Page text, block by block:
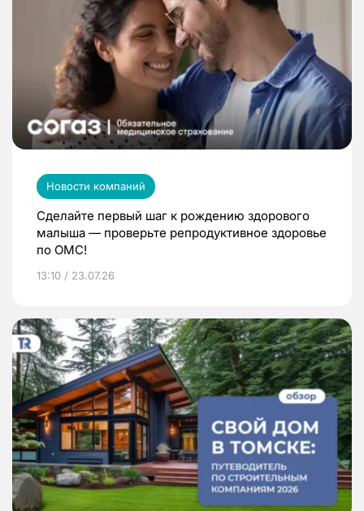
Новости компаний
Сделайте первый шаг к рождению здорового
малыша — проверьте репродуктивное здоровье
по ОМС!
13:10 / 23.07.26